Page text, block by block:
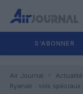
S'ABONNER
Air Journal
Actualité
Ryanair : vols